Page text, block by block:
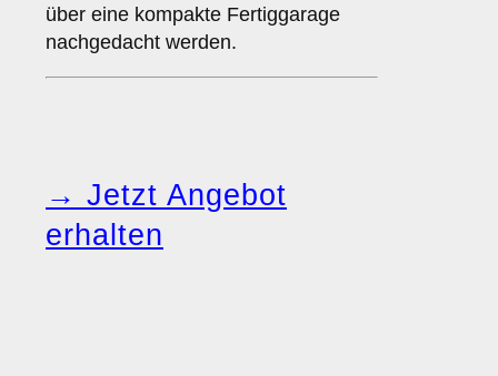
über eine kompakte Fertiggarage
nachgedacht werden.
→ Jetzt Angebot
erhalten